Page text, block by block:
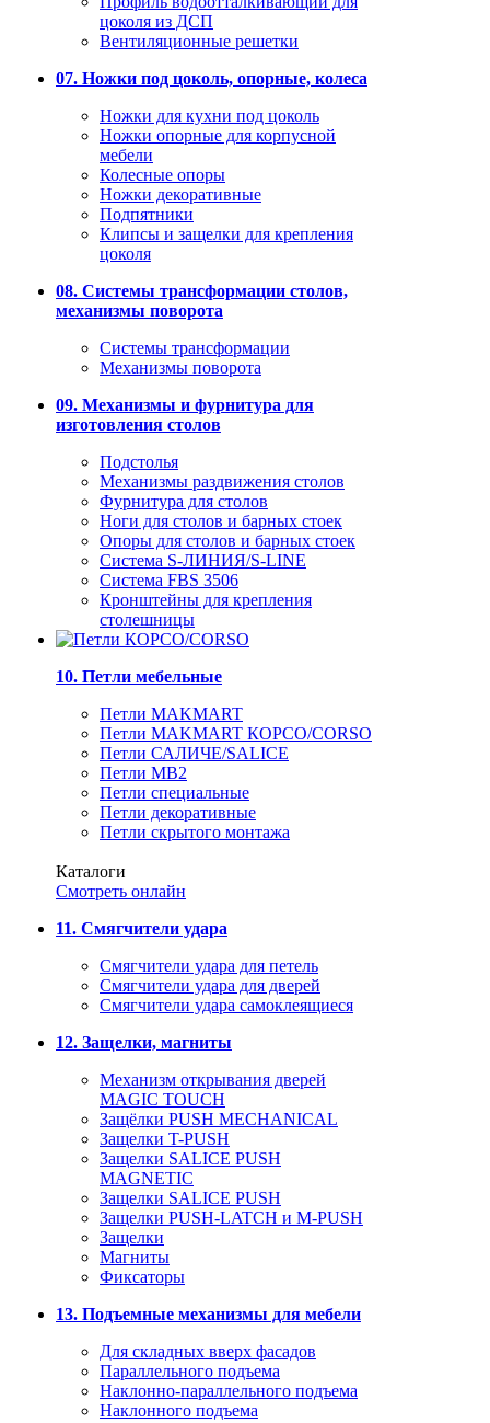
цоколя из ДСП
Вентиляционные решетки
07. Ножки под цоколь, опорные, колеса
Ножки для кухни под цоколь
Ножки опорные для корпусной
мебели
Колесные опоры
Ножки декоративные
Подпятники
Клипсы и защелки для крепления
цоколя
08. Системы трансформации столов,
механизмы поворота
Системы трансформации
Механизмы поворота
09. Механизмы и фурнитура для
изготовления столов
Подстолья
Механизмы раздвижения столов
Фурнитура для столов
Ноги для столов и барных стоек
Опоры для столов и барных стоек
Система S-ЛИНИЯ/S-LINE
Система FBS 3506
Кронштейны для крепления
столешницы
10. Петли мебельные
Петли MAKMART
Петли MAKMART КОРСО/CORSO
Петли САЛИЧЕ/SALICE
Петли MB2
Петли специальные
Петли декоративные
Петли скрытого монтажа
Каталоги
Смотреть онлайн
11. Смягчители удара
Смягчители удара для петель
Смягчители удара для дверей
Cмягчители удара самоклеящиеся
12. Защелки, магниты
Механизм открывания дверей
MAGIC TOUCH
Защёлки PUSH MECHANICAL
Защелки T-PUSH
Защелки SALICE PUSH
MAGNETIC
Защелки SALICE PUSH
Защелки PUSH-LATCH и M-PUSH
Защелки
Магниты
Фиксаторы
13. Подъемные механизмы для мебели
Для складных вверх фасадов
Параллельного подъема
Наклонно-параллельного подъема
Наклонного подъема